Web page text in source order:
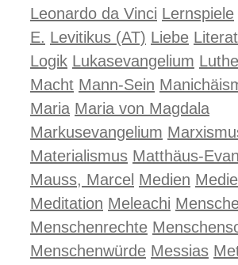
Leonardo da Vinci Lernspiele
E. Levitikus (AT) Liebe
Logik Lukasevangelium
Macht Mann-Sein
Maria Maria von Magdala
Markusevangelium
Materialismus Matthäus-
Mauss, Marcel Medien
Meditation Meleachi
Menschenrechte
Menschenwürde Messias